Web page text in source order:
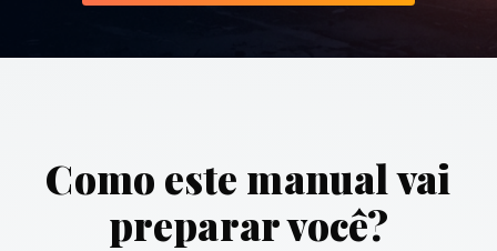
Como este manual vai
preparar você?